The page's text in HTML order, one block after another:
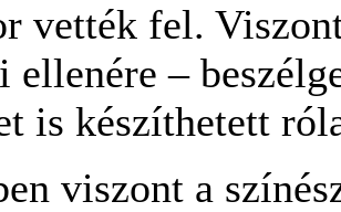
vették fel.
ellenére –
is készíthetett
viszont a